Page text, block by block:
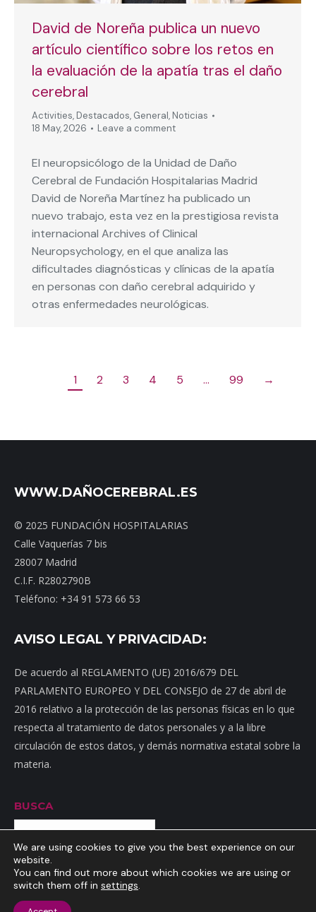
David de Noreña publica un nuevo
artículo científico sobre los retos en
la evaluación de la apatía tras el daño
cerebral
Activities, Destacados, General, Noticias
18 May, 2026
Leave a comment
El neuropsicólogo de la Unidad de Daño
Cerebral de Fundación Hospitalarias Madrid
David de Noreña Martínez ha publicado un
nuevo trabajo, esta vez en la prestigiosa revista
internacional Archives of Clinical
Neuropsychology, en el que analiza las
dificultades diagnósticas y clínicas de la apatía
en personas con daño cerebral adquirido y
otras enfermedades neurológicas.
1 2 3 4 5 … 99 →
WWW.DAÑOCEREBRAL.ES
© 2025 FUNDACIÓN HOSPITALARIAS
Calle Vaquerías 7 bis
28007 Madrid
C.I.F. R2802790B
Teléfono: +34 91 573 66 53
AVISO LEGAL Y PRIVACIDAD:
De acuerdo al REGLAMENTO (UE) 2016/679 DEL
PARLAMENTO EUROPEO Y DEL CONSEJO de 27 de abril de
2016 relativo a la protección de las personas físicas en lo que
respecta al tratamiento de datos personales y a la libre
circulación de estos datos, y demás normativa estatal sobre la
materia.
BUSCA
Buscar
Inicio Mapa web
We are using cookies to give you the best experience on our
website.
You can find out more about which cookies we are using or
switch them off in settings.